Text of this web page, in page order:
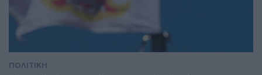
ΠΟΛΙΤΙΚΗ